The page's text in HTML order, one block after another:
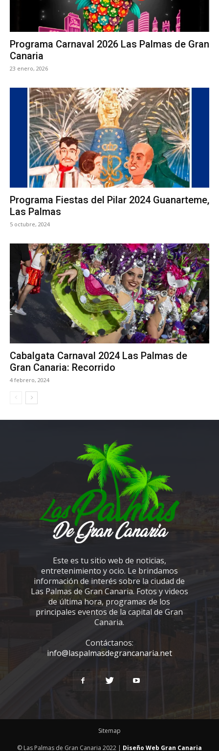
Programa Carnaval 2026 Las Palmas de Gran
Canaria
23 enero, 2026
Programa Fiestas del Pilar 2024 Guanarteme,
Las Palmas
5 octubre, 2024
Cabalgata Carnaval 2024 Las Palmas de
Gran Canaria: Recorrido
4 febrero, 2024
Este es tu sitio web de noticias,
entretenimiento y ocio. Le brindamos
información de interés sobre la ciudad de
Las Palmas de Gran Canaria. Fotos y videos
de última hora, programas de los
principales eventos de la capital de Gran
Canaria.
Contáctanos:
info@laspalmasdegrancanaria.net
Sitemap
© Las Palmas de Gran Canaria 2022 | Diseño Web Gran Canaria